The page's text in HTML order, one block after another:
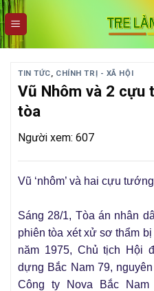
Skip
to
content
TIN TỨC, CHÍNH TRỊ - XÃ HỘI
Vũ Nhôm và 2 cựu
tòa
Người xem: 607
Vũ ‘nhôm’ và hai cựu
Sáng 28/1, Tòa án nhân
phiên tòa xét xử sơ thẩm
năm 1975, Chủ tịch Hội
dựng Bắc Nam 79,
Công ty Nova Bắc